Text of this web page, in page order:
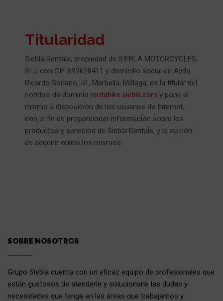
Titularidad
Siebla Rentals, propiedad de SIEBLA MOTORCYCLES,
SLU con CIF B92628411 y domicilio social en Avda.
Ricardo Soriano, 51, Marbella, Málaga, es la titular del
nombre de dominio rentabike.siebla.com y pone el
mismo a disposición de los usuarios de Internet,
con el fin de proporcionar información sobre los
productos y servicios de Siebla Rentals, y la opción
de adquirir online los mismos.
SOBRE NOSOTROS
Grupo Siebla cuenta con un eficaz equipo de profesionales que
están gustosos de atenderle y solucionarle las dudas y
necesidades que tenga en las áreas que trabajamos y